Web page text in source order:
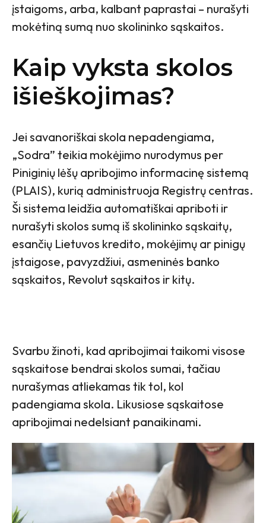
įstaigoms, arba, kalbant paprastai – nurašyti
mokėtiną sumą nuo skolininko sąskaitos.
Kaip vyksta skolos
išieškojimas?
Jei savanoriškai skola nepadengiama,
„Sodra” teikia mokėjimo nurodymus per
Piniginių lėšų apribojimo informacinę sistemą
(PLAIS), kurią administruoja Registrų centras.
Ši sistema leidžia automatiškai apriboti ir
nurašyti skolos sumą iš skolininko sąskaitų,
esančių Lietuvos kredito, mokėjimų ar pinigų
įstaigose, pavyzdžiui, asmeninės banko
sąskaitos, Revolut sąskaitos ir kitų.
Svarbu žinoti, kad apribojimai taikomi visose
sąskaitose bendrai skolos sumai, tačiau
nurašymas atliekamas tik tol, kol
padengiama skola. Likusiose sąskaitose
apribojimai nedelsiant panaikinami.